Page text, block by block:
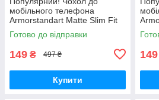
мобільного телефона
Armorstandart Matte Slim Fit
Honor Magic5 Lite Camera
cover Black (ARM69395) -
Готово до відправки
149 ₴ 497 ₴
Купити
149